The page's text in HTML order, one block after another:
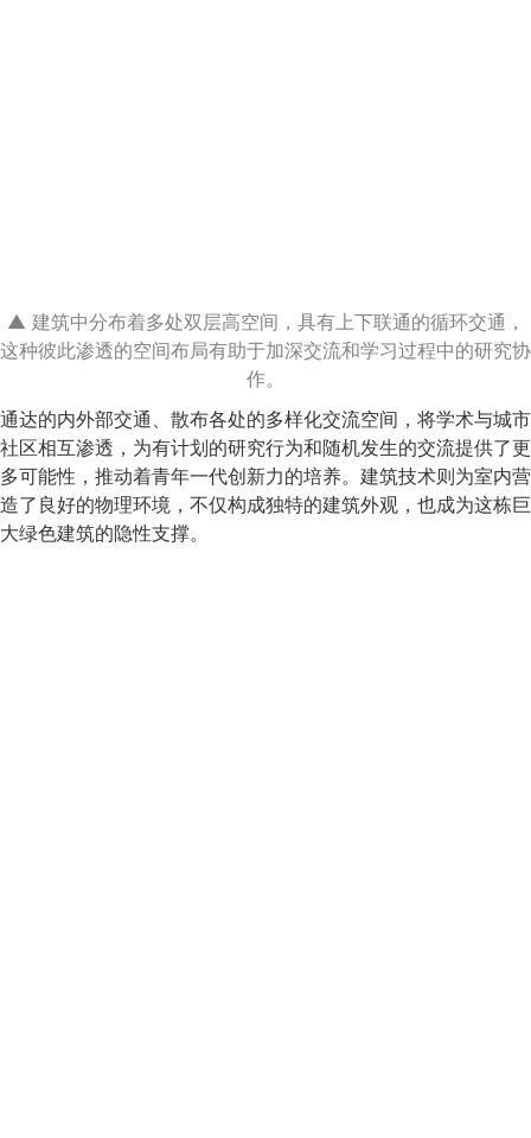
▲ 建筑中分布着多处双层高空间，具有上下联通的循环交通，
这种彼此渗透的空间布局有助于加深交流和学习过程中的研究协
作。
通达的内外部交通、散布各处的多样化交流空间，将学术与城市
社区相互渗透，为有计划的研究行为和随机发生的交流提供了更
多可能性，推动着青年一代创新力的培养。建筑技术则为室内营
造了良好的物理环境，不仅构成独特的建筑外观，也成为这栋巨
大绿色建筑的隐性支撑。